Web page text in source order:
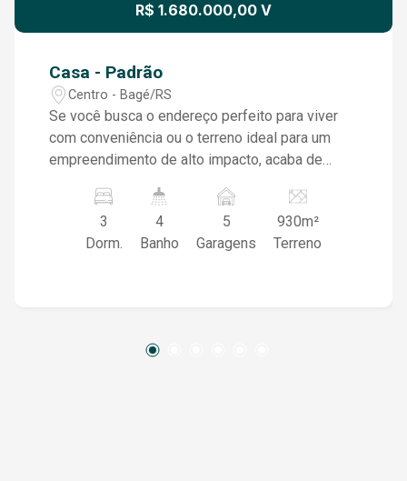
R$ 1.680.000,00 V
Casa - Padrão
Centro - Bagé/RS
Se você busca o endereço perfeito para viver
com conveniência ou o terreno ideal para um
empreendimento de alto impacto, acaba de
em uma localização extremamente central e
privilegiada, oferece um terreno totalmente
plano de impressionantes 930m². É o cenário
das áreas mais valorizadas da cidade. Aqui, o
3
Dorm.
4
Banho
5
Garagens
930m²
Terreno